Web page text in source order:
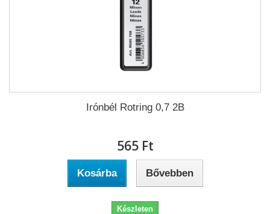
Irónbél Rotring 0,7 2B
565 Ft‎
Kosárba Bővebben
Készleten